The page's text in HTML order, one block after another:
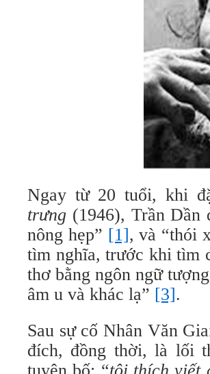
Ngay từ 20 tuổi, khi
trưng (1946), Trần Dần
nông hẹp” [1], và “thói
tìm nghĩa, trước khi tìm
thơ bằng ngôn ngữ
âm u và khác lạ” [3].
Sau sự cố Nhân Văn
đích, đồng thời, là lối